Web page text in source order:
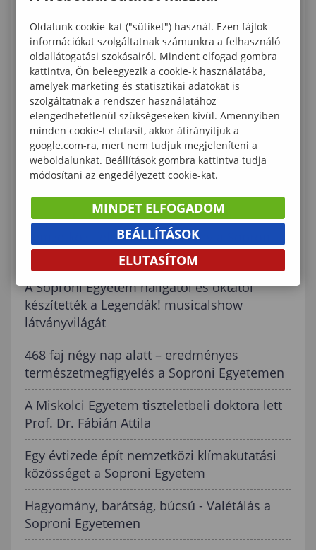
KAPCSOLÓDÓ TARTALMAK
A fenntarthatóság élvonalában a Soproni
Egyetem
„Hunyadi a Soproni Egyetemen” – 7 nap, 7
kísérőprogram
Káprázatos színkavalkád: A Soproni Egyetem
szombathelyi arborétumában virágoznak a
rododendronok
„Sopronból Sanghaiba” - WorldSkills
nemzetközi felkészülési verseny a Soproni
Egyetemen
A Soproni Egyetem hallgatói és oktatói
készítették a Legendák! musicalshow
látványvilágát
468 faj négy nap alatt – eredményes
természetmegfigyelés a Soproni Egyetemen
A Miskolci Egyetem tiszteletbeli doktora lett
Prof. Dr. Fábián Attila
Egy évtizede épít nemzetközi klímakutatási
közösséget a Soproni Egyetem
Hagyomány, barátság, búcsú - Valétálás a
Soproni Egyetemen
Oldalunk cookie-kat ("sütiket") használ. Ezen fájlok
információkat szolgáltatnak számunkra a felhasználó
oldallátogatási szokásairól. Mindent elfogad gombra
kattintva, Ön beleegyezik a cookie-k használatába,
amelyek marketing és statisztikai adatokat is
szolgáltatnak a rendszer használatához
elengedhetetlenül szükségeseken kívül. Amennyiben
minden cookie-t elutasít, akkor átirányítjuk a
google.com-ra, mert nem tudjuk megjeleníteni a
weboldalunkat. Beállítások gombra kattintva tudja
módosítani az engedélyezett cookie-kat.
MINDET ELFOGADOM
BEÁLLÍTÁSOK
ELUTASÍTOM